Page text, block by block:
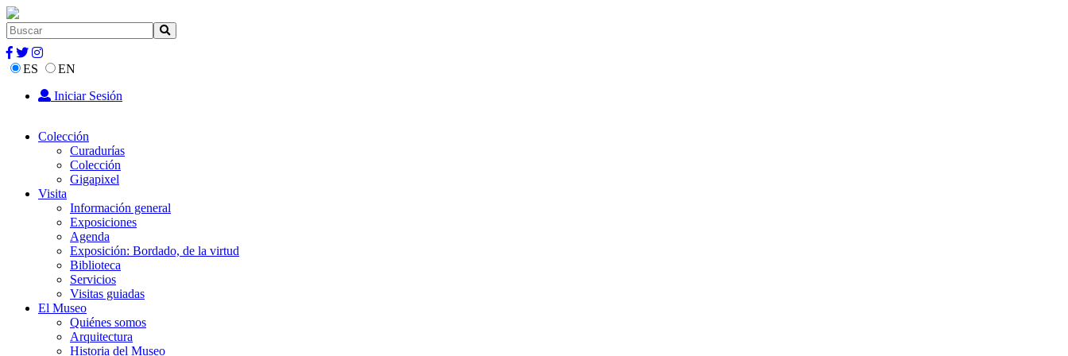
ES
EN
Iniciar Sesión
Colección
Curadurías
Colección
Gigapixel
Visita
Información general
Exposiciones
Agenda
Exposición: Bordado, de la virtud
Biblioteca
Servicios
Visitas guiadas
El Museo
Quiénes somos
Arquitectura
Historia del Museo